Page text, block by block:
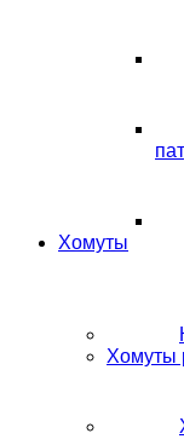
Хомуты
Хомуты